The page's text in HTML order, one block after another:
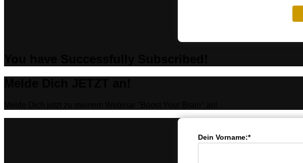
Dein Vorname:*